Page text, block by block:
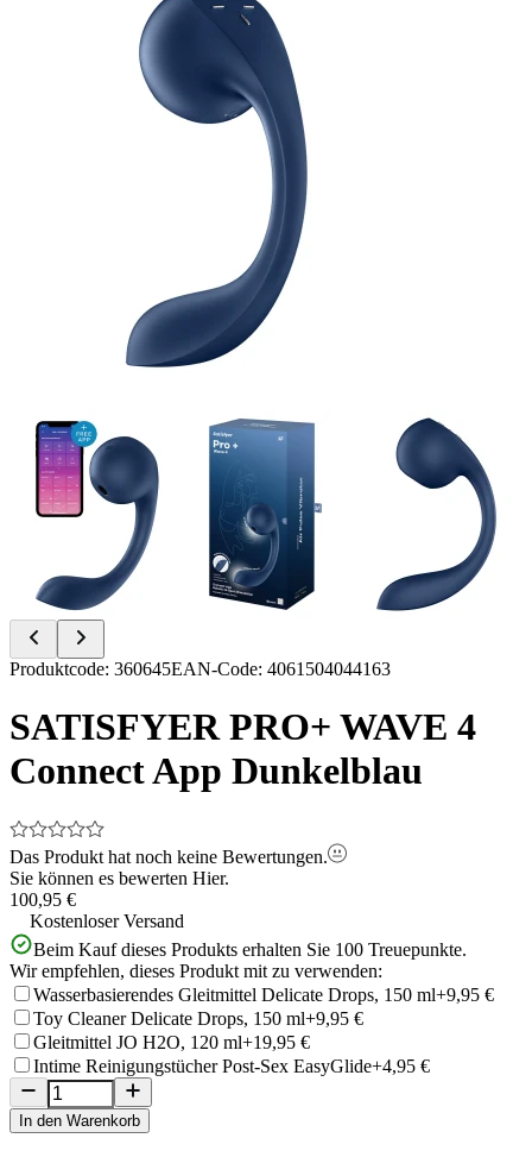
Item
of
5
Produktcode: 360645EAN-Code: 4061504044163
SATISFYER PRO+ WAVE 4
Connect App Dunkelblau
Das Produkt hat noch keine Bewertungen.
Sie können es bewerten Hier.
100,95 €
Kostenloser Versand
Beim Kauf dieses Produkts erhalten Sie 100 Treuepunkte.
Wir empfehlen, dieses Produkt mit zu verwenden:
Wasserbasierendes Gleitmittel Delicate Drops, 150 ml+9,95 €
Toy Cleaner Delicate Drops, 150 ml+9,95 €
Gleitmittel JO H2O, 120 ml+19,95 €
Intime Reinigungstücher Post-Sex EasyGlide+4,95 €
In den Warenkorb